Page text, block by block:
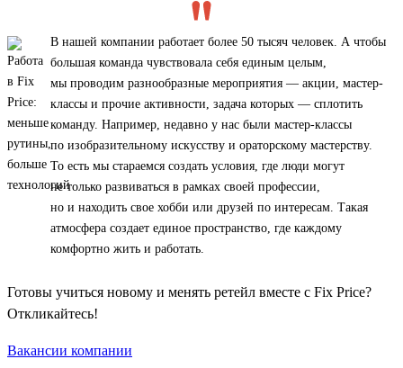
В нашей компании работает более 50 тысяч человек. А чтобы
большая команда чувствовала себя единым целым,
мы проводим разнообразные мероприятия — акции, мастер-
классы и прочие активности, задача которых — сплотить
команду. Например, недавно у нас были мастер-классы
по изобразительному искусству и ораторскому мастерству.
То есть мы стараемся создать условия, где люди могут
не только развиваться в рамках своей профессии,
но и находить свое хобби или друзей по интересам. Такая
атмосфера создает единое пространство, где каждому
комфортно жить и работать.
Готовы учиться новому и менять ретейл вместе с Fix Price?
Откликайтесь!
Вакансии компании